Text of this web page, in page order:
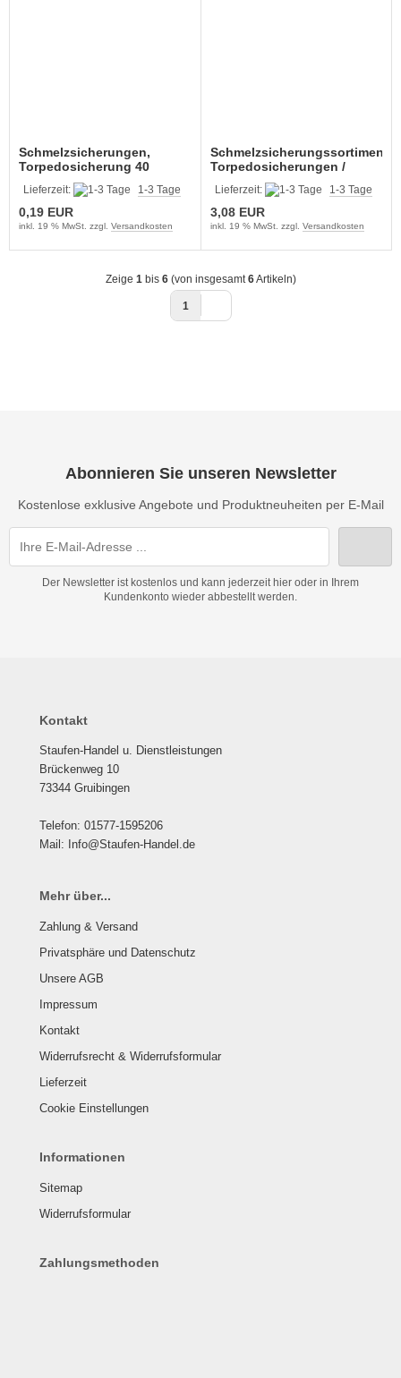
Schmelzsicherungen,
Torpedosicherung 40
Ampere für KFZ und
anderes
Lieferzeit: 1-3 Tage
0,19 EUR
inkl. 19 % MwSt. zzgl. Versandkosten
Schmelzsicherungssortiment
Torpedosicherungen /
Schmelzsicherungen
Oldtimer 20er Set
Lieferzeit: 1-3 Tage
3,08 EUR
inkl. 19 % MwSt. zzgl. Versandkosten
Zeige 1 bis 6(von insgesamt 6Artikeln)
1
Abonnieren Sie unseren Newsletter
Kostenlose exklusive Angebote und Produktneuheiten per E-Mail
Der Newsletter ist kostenlos und kann jederzeit hier oder in Ihrem
Kundenkonto wieder abbestellt werden.
Kontakt
Staufen-Handel u. Dienstleistungen
Brückenweg 10
73344 Gruibingen
Telefon: 01577-1595206
Mail: Info@Staufen-Handel.de
Mehr über...
Zahlung & Versand
Privatsphäre und Datenschutz
Unsere AGB
Impressum
Kontakt
Widerrufsrecht & Widerrufsformular
Lieferzeit
Cookie Einstellungen
Informationen
Sitemap
Widerrufsformular
Zahlungsmethoden